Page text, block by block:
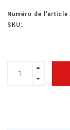
Numéro de l'article:
SKU: